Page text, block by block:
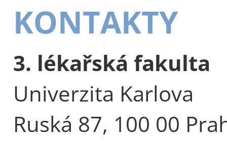
KONTAKTY
3. lékařská fakulta
Univerzita Karlova
Ruská 87, 100 00